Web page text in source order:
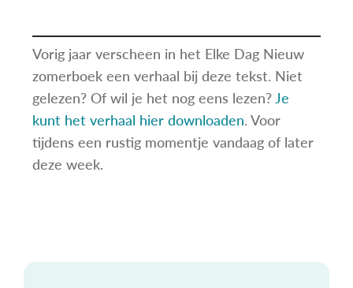
Vorig jaar verscheen in het Elke Dag Nieuw
zomerboek een verhaal bij deze tekst. Niet
gelezen? Of wil je het nog eens lezen?Je
kunt het verhaal hier downloaden. Voor
tijdens een rustig momentje vandaag of later
deze week.